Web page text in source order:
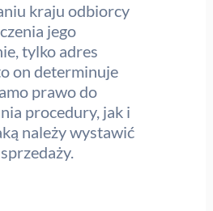
kraju odbiorcy
jego
tylko adres
on determinuje
prawo do
procedury, jak i
należy wystawić